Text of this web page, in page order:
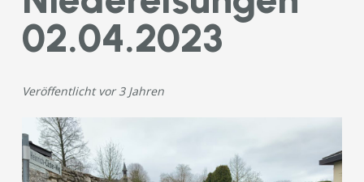
02.04.2023
Veröffentlicht vor 3 Jahren